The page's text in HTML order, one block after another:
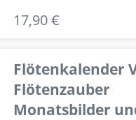
17,90 €
Flötenkalender
Flötenzauber
Monatsbilder